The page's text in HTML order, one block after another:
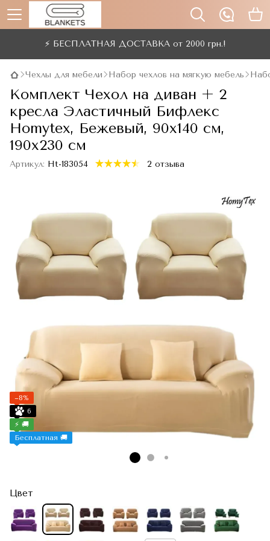
⚡ БЕСПЛАТНАЯ ДОСТАВКА от 2000 грн.!
Чехлы для мебели Набор чехлов на мягкую мебель
Комплект Чехол на диван + 2
кресла Эластичный Бифлекс
Homytex, Бежевый, 90x140 см,
190x230 см
Артикул: Ht-183054 2 отзыва
−8%
6
⚡ 🚚
Бесплатная 🚚
Цвет